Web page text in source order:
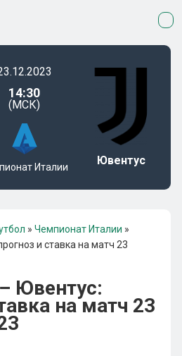
14:30
(МСК)
Италии Ювентус
» Чемпионат Италии »
и ставка на матч 23
Ювентус:
на матч 23